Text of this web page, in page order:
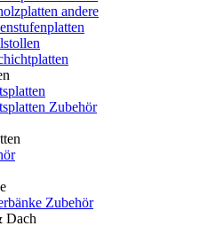
andere
Zubehör
Zubehör
Dach